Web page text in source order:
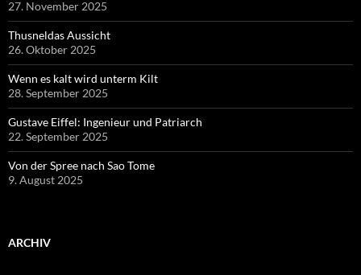
27. November 2025
Thusneldas Aussicht
26. Oktober 2025
Wenn es kalt wird unterm Kilt
28. September 2025
Gustave Eiffel: Ingenieur und Patriarch
22. September 2025
Von der Spree nach Sao Tome
9. August 2025
ARCHIV